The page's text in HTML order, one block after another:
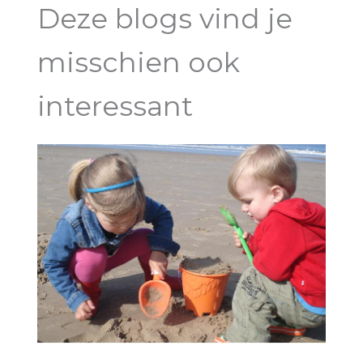
Deze blogs vind je
misschien ook
interessant